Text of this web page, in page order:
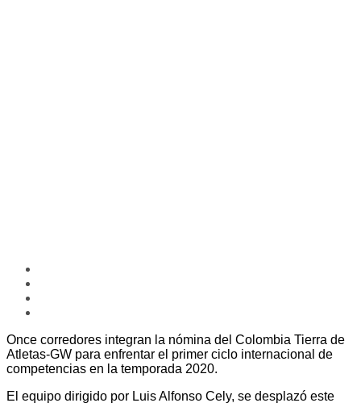
Once corredores integran la nómina del Colombia Tierra de
Atletas-GW para enfrentar el primer ciclo internacional de
competencias en la temporada 2020.
El equipo dirigido por Luis Alfonso Cely, se desplazó este